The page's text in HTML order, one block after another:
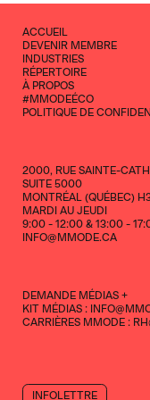
MONTRÉAL ET LE
PREMIÈRE ÉDITION,
MONTRÉALAISE DE CE
JALON DÉCISIF
QUÉBÉCOIS. PAR SA
DIFFÉRENTS
REPRÉSENTE UN
SECTEURS DE LA
ACCUEIL
DEVENIR MEMBRE
INDUSTRIES
RÉPERTOIRE
À PROPOS
#MMODEÉCO
POLITIQUE DE
2000, RUE SAINTE-
SUITE 5000
MONTRÉAL (QUÉBEC)
MARDI AU JEUDI
9:00 - 12:00 & 13:00 -
INFO@MMODE.CA
DEMANDE MÉDIAS +
KIT MÉDIAS :
CARRIÈRES MMODE :
INFOLETTRE